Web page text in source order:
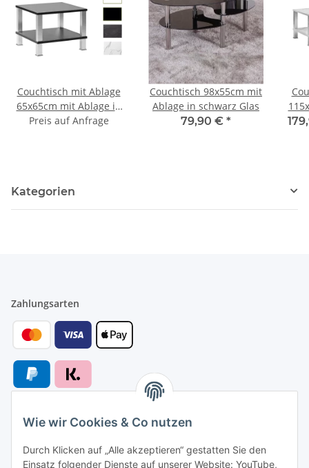
Couchtisch mit Ablage
65x65cm mit Ablage in
2. ver Höhen u. Farben
Preis auf Anfrage
Couchtisch 98x55cm mit
Ablage in schwarz Glas
79,90 € *
2.
Kategorien
Zahlungsarten
Versandarten
Wie wir Cookies & Co nutzen
Durch Klicken auf „Alle akzeptieren“ gestatten Sie den
Einsatz folgender Dienste auf unserer Website: YouTube,